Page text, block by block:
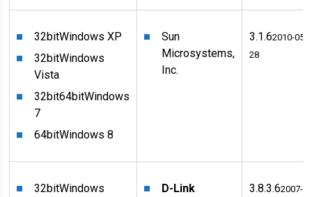
32bitWindows XP
32bitWindows
Vista
32bit64bitWindows
7
64bitWindows 8
Sun
Microsystems,
Inc.
3.1.62010-05-
28
32bitWindows
D-Link 3.8.3.62007-